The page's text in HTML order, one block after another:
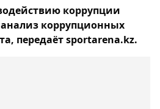
коррупции
коррупционных
передаёт sportarena.kz.